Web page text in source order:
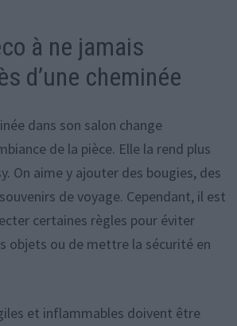
à ne jamais
d’une cheminée
dans son salon change
de la pièce. Elle la rend plus
On aime y ajouter des bougies, des
de voyage. Cependant, il est
certaines règles pour éviter
objets ou de mettre la sécurité en
et inflammables doivent être